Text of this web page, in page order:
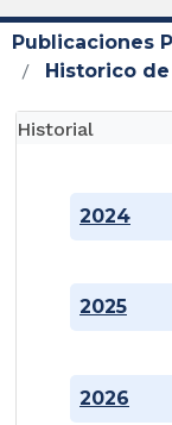
Publicaciones
Historico
Historial
2024
2025
2026